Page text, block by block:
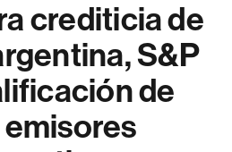
crediticia de
S&P
de